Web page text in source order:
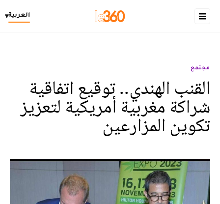
العربية▾
مجتمع
القنب الهندي.. توقيع اتفاقية
شراكة مغربية أمريكية لتعزيز
تكوين المزارعين